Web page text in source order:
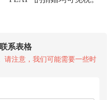
系表格
请注意，我们可能需要一些时